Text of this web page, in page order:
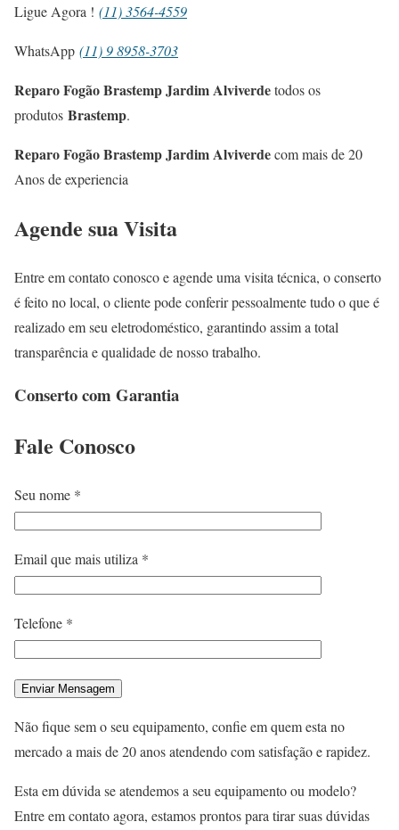
Ligue Agora ! (11) 3564-4559
WhatsApp (11) 9 8958-3703
Reparo Fogão Brastemp Jardim Alviverdetodos os
produtos Brastemp.
Reparo Fogão Brastemp Jardim Alviverdecom mais de 20
Anos de experiencia
Agende sua Visita
Entre em contato conosco e agende uma visita técnica, o conserto
é feito no local, o cliente pode conferir pessoalmente tudo o que é
realizado em seu eletrodoméstico, garantindo assim a total
transparência e qualidade de nosso trabalho.
Conserto com Garantia
Fale Conosco
Seu nome *
Email que mais utiliza *
Telefone *
Não fique sem o seu equipamento, confie em quem esta no
mercado a mais de 20 anos atendendo com satisfação e rapidez.
Esta em dúvida se atendemos a seu equipamento ou modelo?
Entre em contato agora, estamos prontos para tirar suas dúvidas